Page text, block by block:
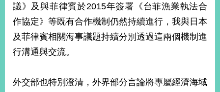
議》及與菲律賓於2015年簽署《台菲漁業執法合
作協定》等既有合作機制仍然持續進行，我與日本
及菲律賓相關海事議題持續分別透過這兩個機制進
行溝通與交流。
外交部也特別澄清，外界部分言論將專屬經濟海域